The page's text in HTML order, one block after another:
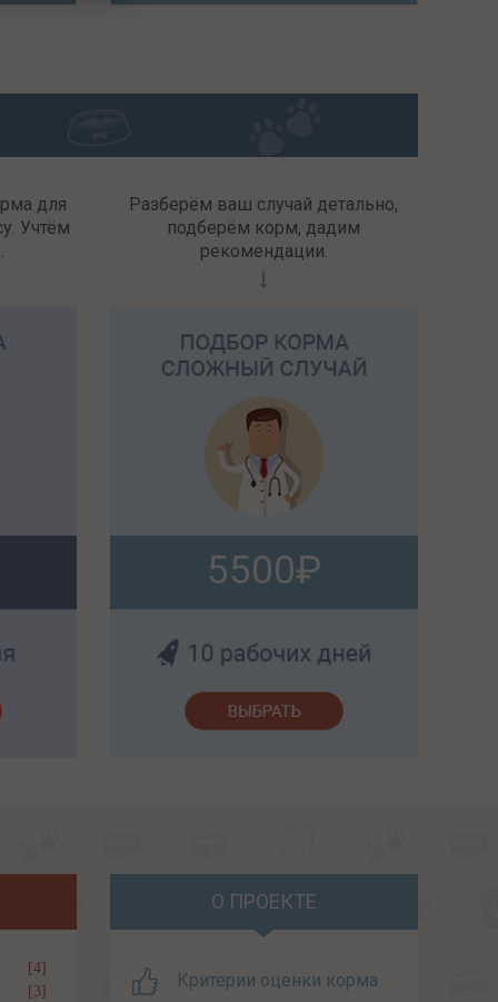
для
Учтём
Разберём ваш случай детально,
подберём корм, дадим
рекомендации.
5500
[4]
[3]
О ПРОЕКТЕ
Критерии оценки корма